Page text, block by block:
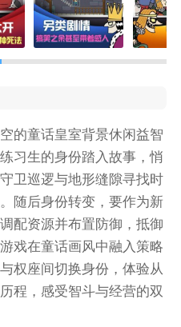
的童话皇室背景休闲益智
习生的身份踏入故事，悄
卫巡逻与地形缝隙寻找时
随后身份转变，要作为新
配资源并布置防御，抵御
戏在童话画风中融入策略
权座间切换身份，体验从
程，感受智斗与经营的双